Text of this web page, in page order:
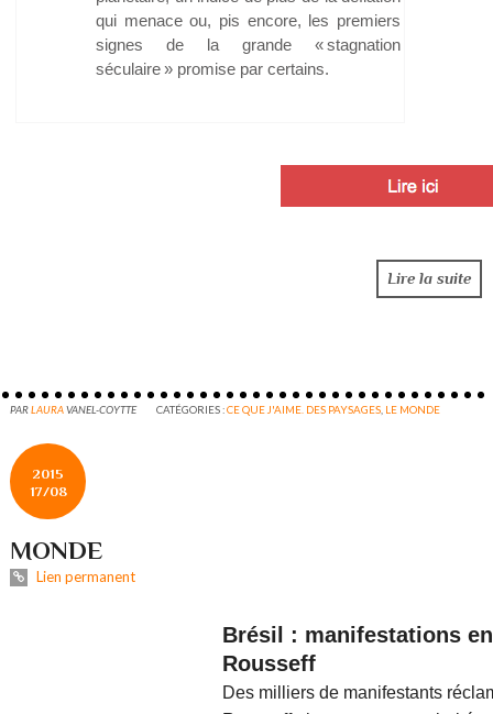
qui menace ou, pis encore, les premiers
signes de la grande « stagnation
séculaire » promise par certains.
Lire la suite
PARLAURAVANEL-COYTTE CATÉGORIES :CE QUE J'AIME. DES PAYSAGES LE MONDE
2015
17/08
MONDE
Lien permanent
Brésil : manifestations
Rousseff
Des milliers de manifestants